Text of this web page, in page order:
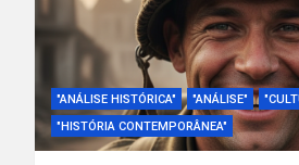
"ANÁLISE HISTÓRICA" "ANÁLISE"
"HISTÓRIA CONTEMPORÂNEA"